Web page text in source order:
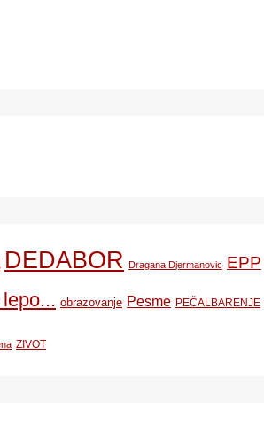
DEDABOR Dragana Djermanovic EPP
obrazovanje Pesme PEČALBARENJE
ZIVOT